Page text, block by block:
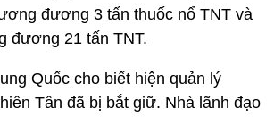
đương 3 tấn thuốc nổ TNT và
đương 21 tấn TNT.
Quốc cho biết hiện quản lý
Tân đã bị bắt giữ. Nhà lãnh đạo